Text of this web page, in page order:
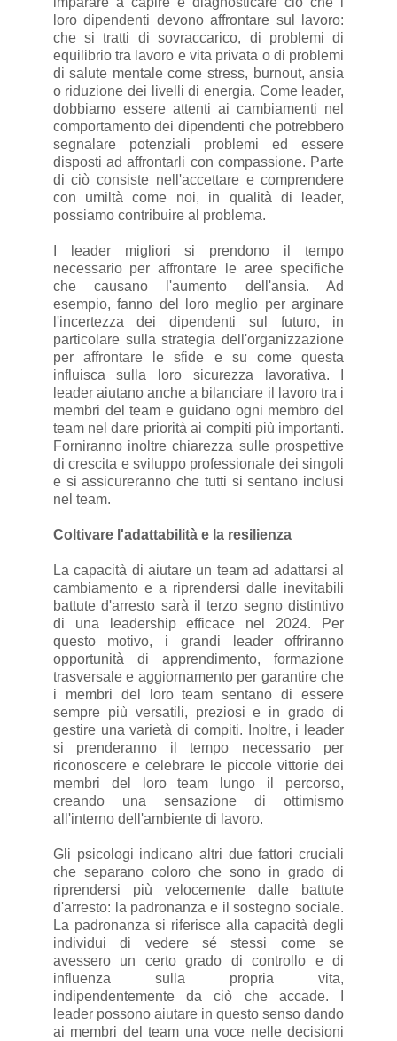
loro dipendenti devono affrontare sul lavoro:
che si tratti di sovraccarico, di problemi di
equilibrio tra lavoro e vita privata o di problemi
di salute mentale come stress, burnout, ansia
o riduzione dei livelli di energia. Come leader,
dobbiamo essere attenti ai cambiamenti nel
comportamento dei dipendenti che potrebbero
segnalare potenziali problemi ed essere
disposti ad affrontarli con compassione. Parte
di ciò consiste nell'accettare e comprendere
con umiltà come noi, in qualità di leader,
possiamo contribuire al problema.
I leader migliori si prendono il tempo
necessario per affrontare le aree specifiche
che causano l'aumento dell'ansia. Ad
esempio, fanno del loro meglio per arginare
l'incertezza dei dipendenti sul futuro, in
particolare sulla strategia dell'organizzazione
per affrontare le sfide e su come questa
influisca sulla loro sicurezza lavorativa. I
leader aiutano anche a bilanciare il lavoro tra i
membri del team e guidano ogni membro del
team nel dare priorità ai compiti più importanti.
Forniranno inoltre chiarezza sulle prospettive
di crescita e sviluppo professionale dei singoli
e si assicureranno che tutti si sentano inclusi
nel team.
Coltivare l'adattabilità e la resilienza
La capacità di aiutare un team ad adattarsi al
cambiamento e a riprendersi dalle inevitabili
battute d'arresto sarà il terzo segno distintivo
di una leadership efficace nel 2024. Per
questo motivo, i grandi leader offriranno
opportunità di apprendimento, formazione
trasversale e aggiornamento per garantire che
i membri del loro team sentano di essere
sempre più versatili, preziosi e in grado di
gestire una varietà di compiti. Inoltre, i leader
si prenderanno il tempo necessario per
riconoscere e celebrare le piccole vittorie dei
membri del loro team lungo il percorso,
creando una sensazione di ottimismo
all'interno dell'ambiente di lavoro.
Gli psicologi indicano altri due fattori cruciali
che separano coloro che sono in grado di
riprendersi più velocemente dalle battute
d'arresto: la padronanza e il sostegno sociale.
La padronanza si riferisce alla capacità degli
individui di vedere sé stessi come se
avessero un certo grado di controllo e di
influenza sulla propria vita,
indipendentemente da ciò che accade. I
leader possono aiutare in questo senso dando
ai membri del team una voce nelle decisioni